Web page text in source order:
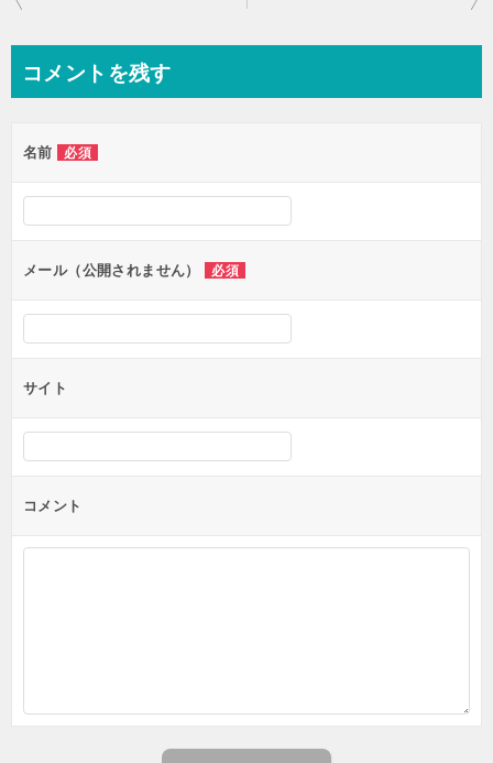
コメントを残す
名前 必須
メール（公開されません） 必須
サイト
コメント